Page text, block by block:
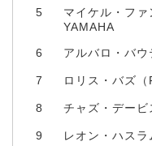
5
マイケル・ファ
YAMAHA
6 アルバロ・バ
7 ロリス・バズ
8 チャズ・デー
9 レオン・ハス